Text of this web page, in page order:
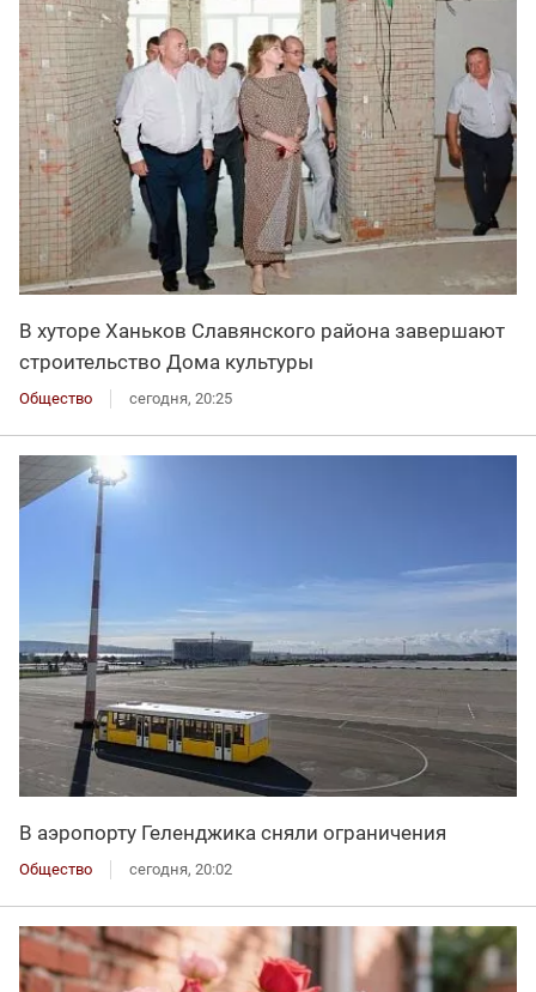
В хуторе Ханьков Славянского района завершают
строительство Дома культуры
Общество сегодня, 20:25
В аэропорту Геленджика сняли ограничения
Общество сегодня, 20:02